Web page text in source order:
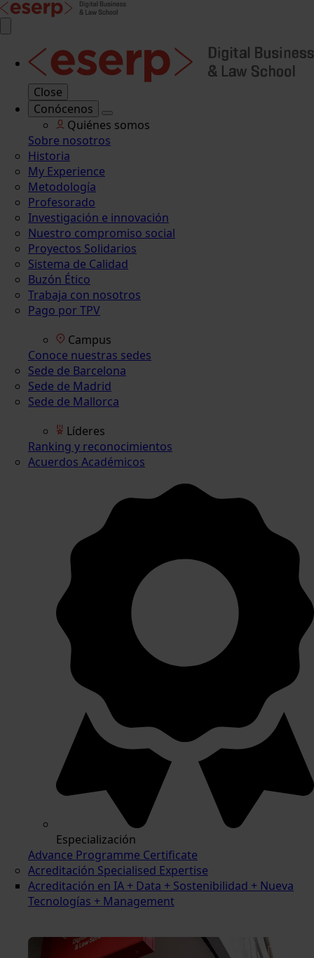
Close
Conócenos
Quiénes somos
Sobre nosotros
Historia
My Experience
Metodología
Profesorado
Investigación e innovación
Nuestro compromiso social
Proyectos Solidarios
Sistema de Calidad
Buzón Ético
Trabaja con nosotros
Pago por TPV
Campus
Conoce nuestras sedes
Sede de Barcelona
Sede de Madrid
Sede de Mallorca
Líderes
Ranking y reconocimientos
Acuerdos Académicos
Especialización
Advance Programme Certificate
Acreditación Specialised Expertise
Acreditación en IA + Data + Sostenibilidad + Nueva
Tecnologías + Management